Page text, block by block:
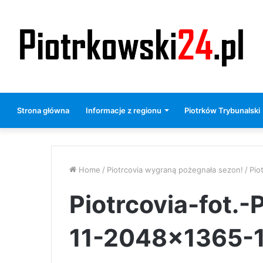
Strona główna Informacje z regionu Piotrków Trybunalski
Home / Piotrcovia wygraną pożegnała sezon! /
Piotrcovia-fot.-
11-2048×1365-